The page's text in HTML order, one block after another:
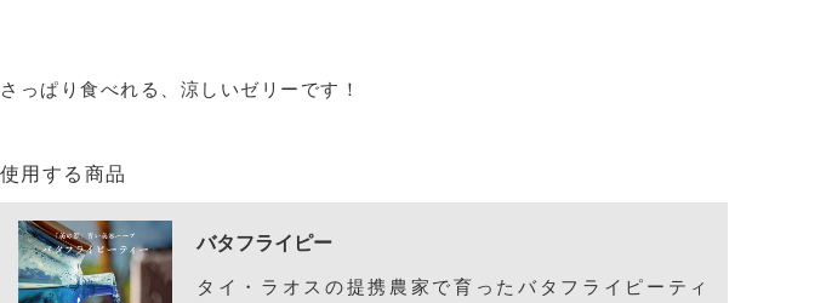
さっぱり食べれる、涼しいゼリーです！
使用する商品
バタフライピー
タイ・ラオスの提携農家で育ったバタフライピーティ